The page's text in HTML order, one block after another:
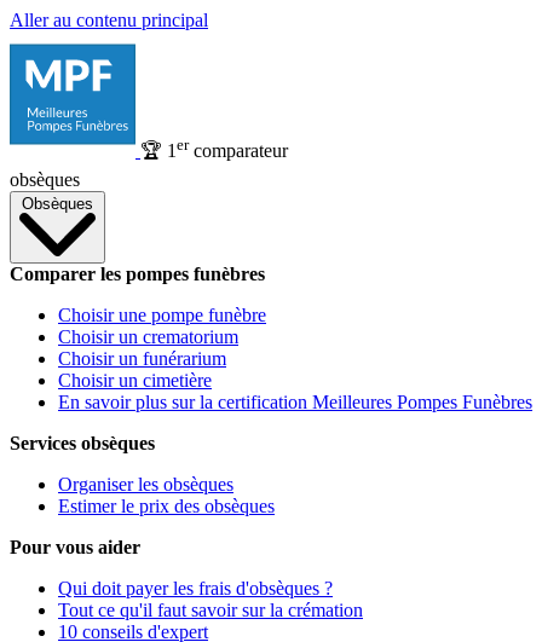
Aller au contenu principal
🏆 1 ercomparateur
obsèques
Obsèques
Comparer les pompes funèbres
Choisir une pompe funèbre
Choisir un crematorium
Choisir un funérarium
Choisir un cimetière
En savoir plus sur la certification Meilleures Pompes Funèbres
Services obsèques
Organiser les obsèques
Estimer le prix des obsèques
Pour vous aider
Qui doit payer les frais d'obsèques ?
Tout ce qu'il faut savoir sur la crémation
10 conseils d'expert